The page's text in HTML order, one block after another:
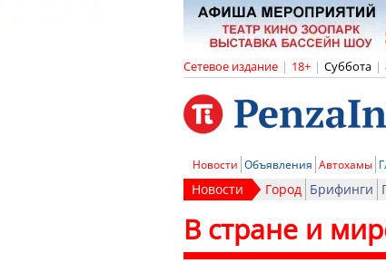
Сетевое издание | 18+ | Суббота |
Новости Объявления Автохамы
Новости Город Брифинги
В стране и